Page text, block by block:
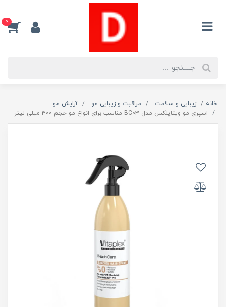
0
خانه زیبایی و سلامت مراقبت و زیبایی مو
آرایش مو
اسپری مو ویتاپلکس مدل BC03 مناسب برای انواع مو حجم 300 میلی لیتر